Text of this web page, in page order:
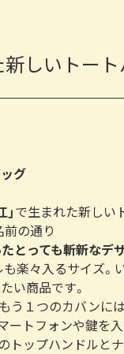
しいトー
グ
」で生まれた新しい
前の通り
とっても斬新なデザ
楽々入るサイズ。
い商品です。
う１つのカバンに
ートフォンや鍵を
トップハンドルと